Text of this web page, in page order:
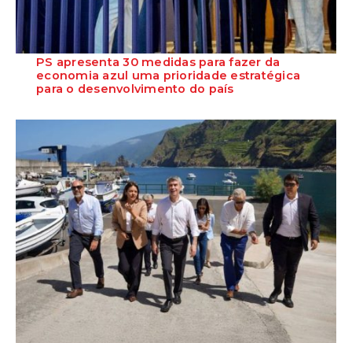
PS apresenta 30 medidas para fazer da
economia azul uma prioridade estratégica
para o desenvolvimento do país